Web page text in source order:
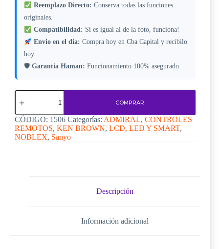
Reemplazo Directo: Conserva todas las funciones
originales.
Compatibilidad: Si es igual al de la foto, funciona!
Envio en el dia: Compra hoy en Cba Capital y recibilo
hoy.
🛡 Garantia Haman: Funcionamiento 100% asegurado.
Control
Remoto
C1506
cantidad
COMPRAR
CÓDIGO: 1506 Categorías: ADMIRAL, CONTROLES
REMOTOS, KEN BROWN, LCD, LED Y SMART,
NOBLEX, Sanyo
Descripción
Información adicional